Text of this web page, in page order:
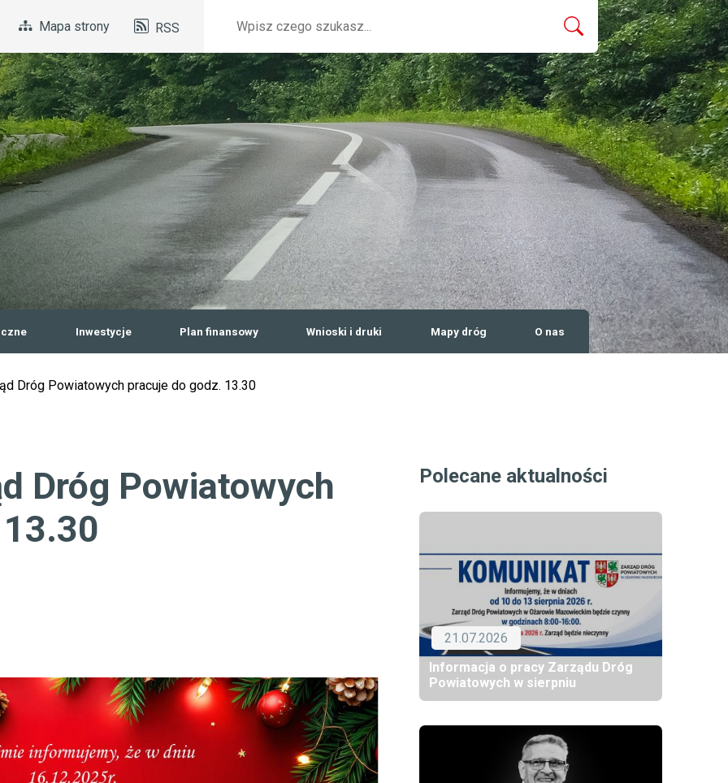
Top
menu
Mapa strony RSS
Inwestycje Plan finansowy Wnioski i druki Mapy dróg O nas
Dróg Powiatowych pracuje do godz. 13.30
Dróg Powiatowych
Polecane aktualności
21.07.2026
Informacja o pracy Zarządu Dróg
Powiatowych w sierpniu